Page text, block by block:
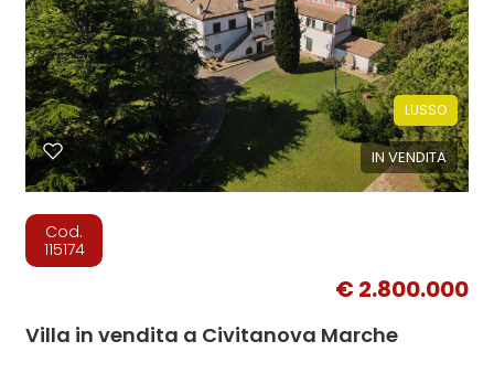
IN VENDITA
LUSSO
Cod.
115174
€ 2.800.000
Villa in vendita a Civitanova Marche